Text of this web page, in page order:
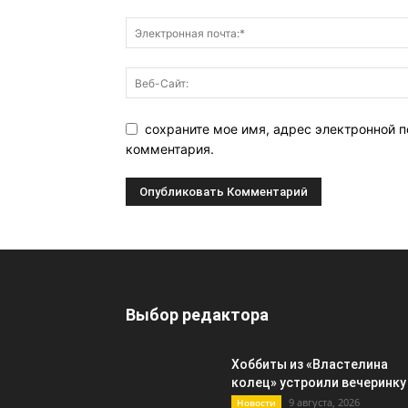
сохраните мое имя, адрес электронной
комментария.
Выбор редактора
Хоббиты из «Властелина
колец» устроили вечеринку
Новости 9 августа, 2026